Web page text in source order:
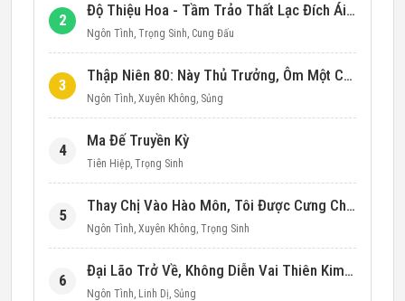
2
Độ Thiệu Hoa - Tầm Trảo Thất Lạc Đích Ái Tình
Ngôn Tình, Trọng Sinh, Cung Đấu
3
Thập Niên 80: Này Thủ Trưởng, Ôm Một Cái Đi!
Ngôn Tình, Xuyên Không, Sủng
4
Ma Đế Truyền Kỳ
Tiên Hiệp, Trọng Sinh
5
Thay Chị Vào Hào Môn, Tôi Được Cưng Chiều Hết Mực (Thập Niên 90)
Ngôn Tình, Xuyên Không, Trọng Sinh
6
Đại Lão Trở Về, Không Diễn Vai Thiên Kim Giả Nữa
Ngôn Tình, Linh Dị, Sủng